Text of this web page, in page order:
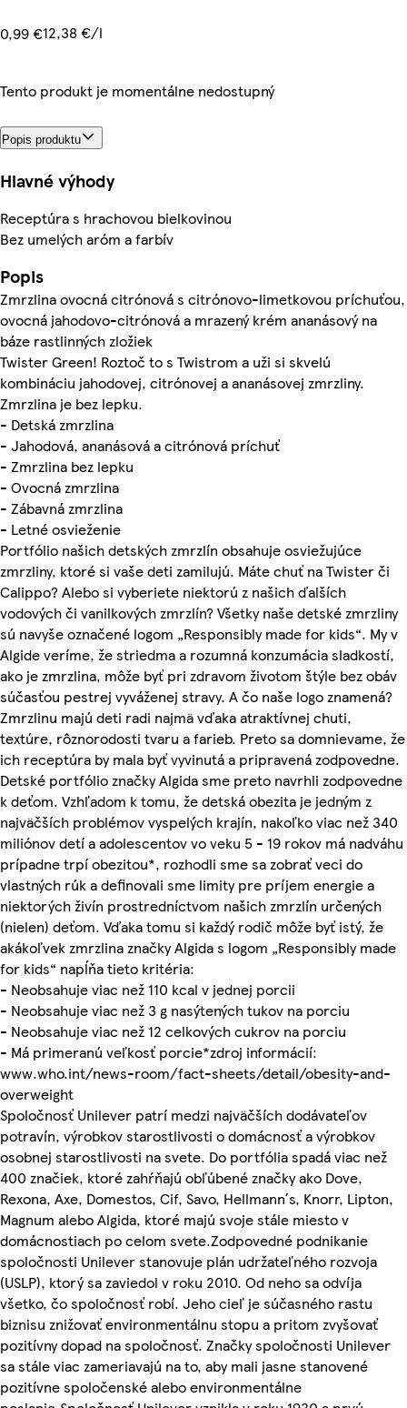
0,99 €12,38 €/l
Tento produkt je momentálne nedostupný
Popis produktu
Hlavné výhody
Receptúra s hrachovou bielkovinou
Bez umelých aróm a farbív
Popis
Zmrzlina ovocná citrónová s citrónovo-limetkovou príchuťou,
ovocná jahodovo-citrónová a mrazený krém ananásový na
báze rastlinných zložiek
Twister Green! Roztoč to s Twistrom a uži si skvelú
kombináciu jahodovej, citrónovej a ananásovej zmrzliny.
Zmrzlina je bez lepku.
- Detská zmrzlina
- Jahodová, ananásová a citrónová príchuť
- Zmrzlina bez lepku
- Ovocná zmrzlina
- Zábavná zmrzlina
- Letné osvieženie
Portfólio našich detských zmrzlín obsahuje osviežujúce
zmrzliny, ktoré si vaše deti zamilujú. Máte chuť na Twister či
Calippo? Alebo si vyberiete niektorú z našich ďalších
vodových či vanilkových zmrzlín? Všetky naše detské zmrzliny
sú navyše označené logom „Responsibly made for kids“. My v
Algide veríme, že striedma a rozumná konzumácia sladkostí,
ako je zmrzlina, môže byť pri zdravom životom štýle bez obáv
súčasťou pestrej vyváženej stravy. A čo naše logo znamená?
Zmrzlinu majú deti radi najmä vďaka atraktívnej chuti,
textúre, rôznorodosti tvaru a farieb. Preto sa domnievame, že
ich receptúra by mala byť vyvinutá a pripravená zodpovedne.
Detské portfólio značky Algida sme preto navrhli zodpovedne
k deťom. Vzhľadom k tomu, že detská obezita je jedným z
najväčších problémov vyspelých krajín, nakoľko viac než 340
miliónov detí a adolescentov vo veku 5 - 19 rokov má nadváhu
prípadne trpí obezitou*, rozhodli sme sa zobrať veci do
vlastných rúk a definovali sme limity pre príjem energie a
niektorých živín prostredníctvom našich zmrzlín určených
(nielen) deťom. Vďaka tomu si každý rodič môže byť istý, že
akákoľvek zmrzlina značky Algida s logom „Responsibly made
for kids“ napĺňa tieto kritéria:
- Neobsahuje viac než 110 kcal v jednej porcii
- Neobsahuje viac než 3 g nasýtených tukov na porciu
- Neobsahuje viac než 12 celkových cukrov na porciu
- Má primeranú veľkosť porcie*zdroj informácií:
www.who.int/news-room/fact-sheets/detail/obesity-and-
overweight
Spoločnosť Unilever patrí medzi najväčších dodávateľov
potravín, výrobkov starostlivosti o domácnosť a výrobkov
osobnej starostlivosti na svete. Do portfólia spadá viac než
400 značiek, ktoré zahŕňajú obľúbené značky ako Dove,
Rexona, Axe, Domestos, Cif, Savo, Hellmann´s, Knorr, Lipton,
Magnum alebo Algida, ktoré majú svoje stále miesto v
domácnostiach po celom svete.Zodpovedné podnikanie
spoločnosti Unilever stanovuje plán udržateľného rozvoja
(USLP), ktorý sa zaviedol v roku 2010. Od neho sa odvíja
všetko, čo spoločnosť robí. Jeho cieľ je súčasného rastu
biznisu znižovať environmentálnu stopu a pritom zvyšovať
pozitívny dopad na spoločnosť. Značky spoločnosti Unilever
sa stále viac zameriavajú na to, aby mali jasne stanovené
pozitívne spoločenské alebo environmentálne